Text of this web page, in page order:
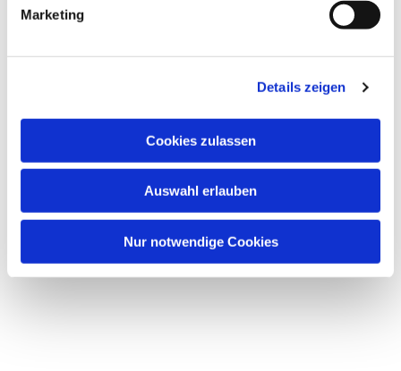
Marketing
Details zeigen
Cookies zulassen
Auswahl erlauben
Nur notwendige Cookies